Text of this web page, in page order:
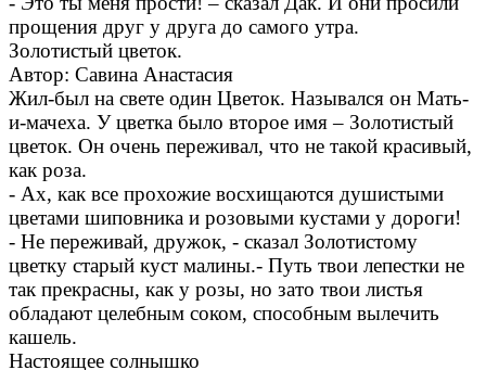
прощения друг у друга до самого утра.
Золотистый цветок.
Автор: Савина Анастасия
Жил-был на свете один Цветок. Назывался он Мать-
и-мачеха. У цветка было второе имя – Золотистый
цветок. Он очень переживал, что не такой красивый,
как роза.
- Ах, как все прохожие восхищаются душистыми
цветами шиповника и розовыми кустами у дороги!
- Не переживай, дружок, - сказал Золотистому
цветку старый куст малины.- Путь твои лепестки не
так прекрасны, как у розы, но зато твои листья
обладают целебным соком, способным вылечить
кашель.
Настоящее солнышко